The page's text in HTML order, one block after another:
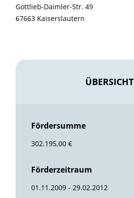
Gottlieb-Daimler-Str. 49
67663 Kaiserslautern
ÜBERSICHT
Fördersumme
302.195,00 €
Förderzeitraum
01.11.2009 - 29.02.2012